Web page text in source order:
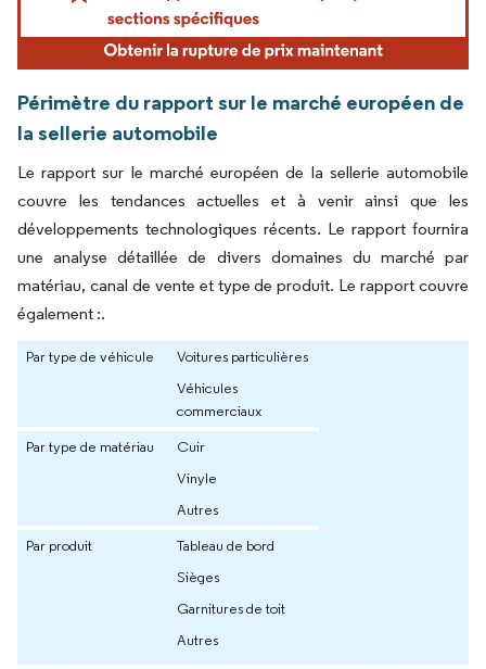
Périmètre du rapport sur le marché européen de
la sellerie automobile
Le rapport sur le marché européen de la sellerie automobile
couvre les tendances actuelles et à venir ainsi que les
développements technologiques récents. Le rapport fournira
une analyse détaillée de divers domaines du marché par
matériau, canal de vente et type de produit. Le rapport couvre
également :.
Par type de véhicule
Voitures particulières
Véhicules
commerciaux
Par type de matériau
Cuir
Vinyle
Autres
Par produit
Tableau de bord
Sièges
Garnitures de toit
Autres